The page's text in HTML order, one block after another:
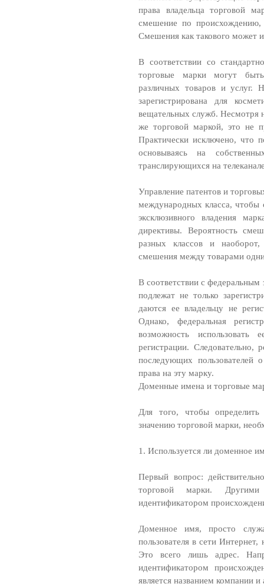
права владельца торговой
смешение по происхождению,
Смешения как такового может
В соответствии со
торговые марки могут
различных товаров и услуг.
зарегистрирована для
вещательных служб. Несмотря
же торговой маркой, это не
Практически исключено, что
основываясь на
транслирующихся на
Управление патентов и
международных класса, чтобы
эксклюзивного владения
директивы. Вероятность
разных классов и наоборот,
смешения между товарами
В соответствии с федеральным
подлежат не только
даются ее владельцу не
Однако, федеральная
возможность
регистрации. Следовательно,
последующих пользователей
права на эту марку.
Доменные имена и торговые
Для того, чтобы
значению торговой марки,
1. Используется ли доменное
Первый вопрос:
торговой марки.
идентификатором
Доменное имя, просто
пользователя в сети
Это всего лишь адрес.
идентификатором
является названием компании